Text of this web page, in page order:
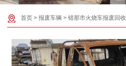
首页 > 报废车辆 > 错那市火烧车报废回收